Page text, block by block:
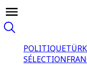
POLITIQUE
SÉLECTION